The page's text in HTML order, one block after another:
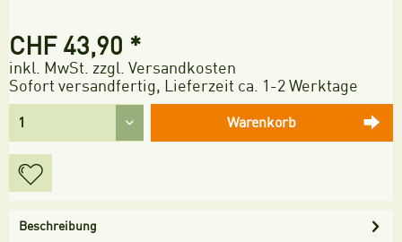
CHF 43,90 *
inkl. MwSt. zzgl. Versandkosten
Sofort versandfertig, Lieferzeit ca. 1-2 Werktage
Warenkorb
Beschreibung